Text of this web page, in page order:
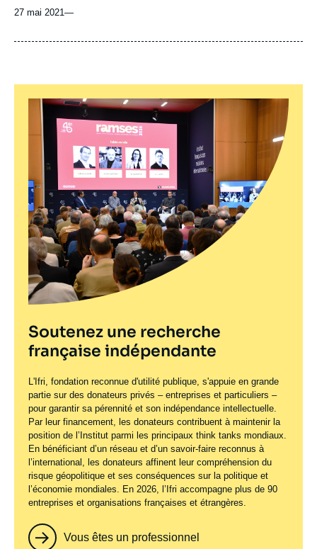
27 mai 2021—
Soutenez une recherche
française indépendante
L'Ifri, fondation reconnue d'utilité publique, s'appuie en grande
partie sur des donateurs privés – entreprises et particuliers –
pour garantir sa pérennité et son indépendance intellectuelle.
Par leur financement, les donateurs contribuent à maintenir la
position de l’Institut parmi les principaux think tanks mondiaux.
En bénéficiant d’un réseau et d’un savoir-faire reconnus à
l’international, les donateurs affinent leur compréhension du
risque géopolitique et ses conséquences sur la politique et
l’économie mondiales. En 2026, l’Ifri accompagne plus de 90
entreprises et organisations françaises et étrangères.
Vous êtes un professionnel